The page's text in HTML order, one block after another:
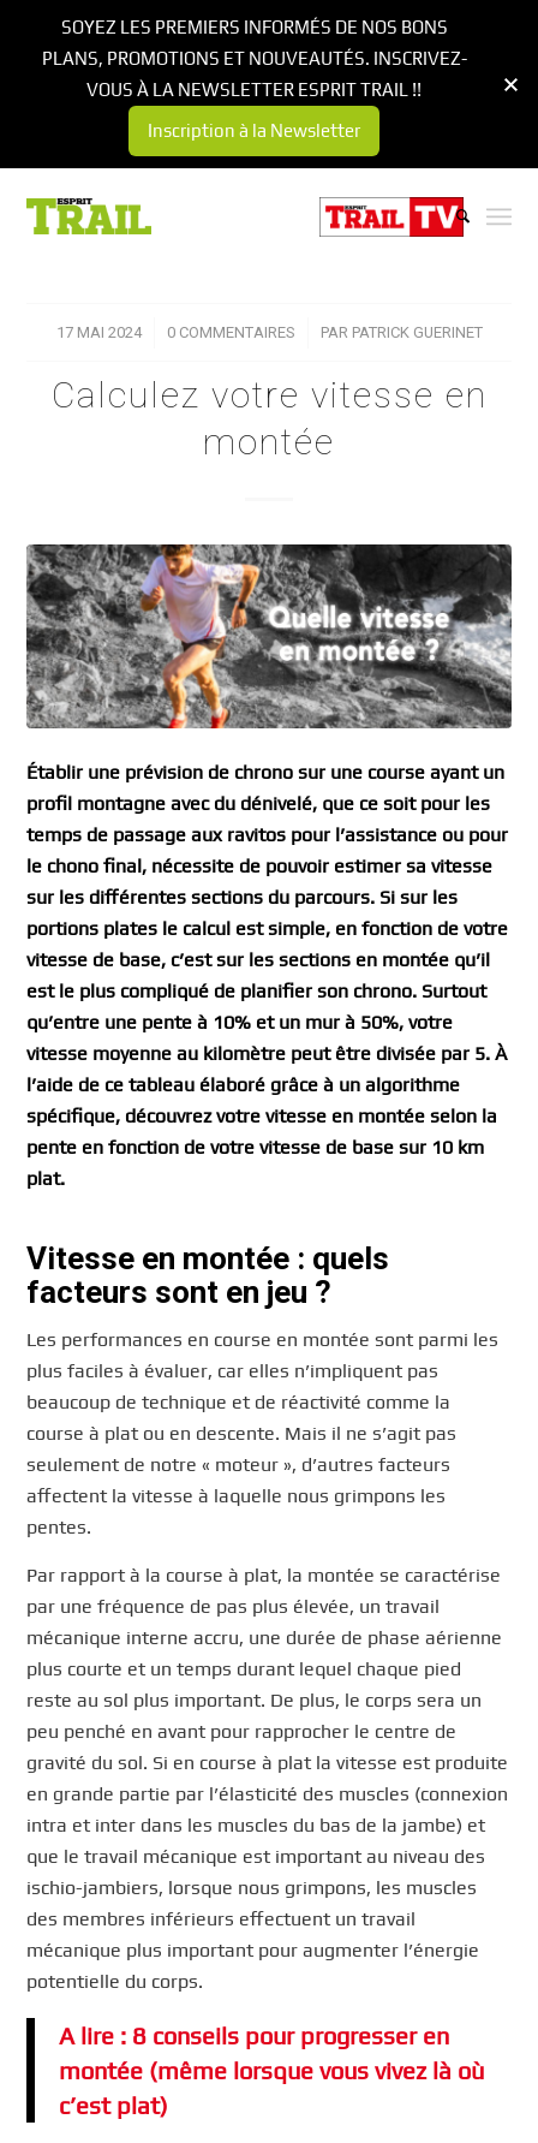
17 MAI 2024
/ 0 COMMENTAIRES
/ PAR PATRICK GUERINET
Calculez votre vitesse en
montée
Établir une prévision de chrono sur une course ayant un
profil montagne avec du dénivelé, que ce soit pour les
temps de passage aux ravitos pour l’assistance ou pour
le chono final, nécessite de pouvoir estimer sa vitesse
sur les différentes sections du parcours. Si sur les
portions plates le calcul est simple, en fonction de votre
vitesse de base, c’est sur les sections en montée qu’il
est le plus compliqué de planifier son chrono. Surtout
qu’entre une pente à 10% et un mur à 50%, votre
vitesse moyenne au kilomètre peut être divisée par 5. À
l’aide de ce tableau élaboré grâce à un algorithme
spécifique, découvrez votre vitesse en montée selon la
pente en fonction de votre vitesse de base sur 10 km
plat.
Vitesse en montée : quels
facteurs sont en jeu ?
Les performances en course en montée sont parmi les
plus faciles à évaluer, car elles n’impliquent pas
beaucoup de technique et de réactivité comme la
course à plat ou en descente. Mais il ne s’agit pas
seulement de notre « moteur », d’autres facteurs
affectent la vitesse à laquelle nous grimpons les
pentes.
Par rapport à la course à plat, la montée se caractérise
par une fréquence de pas plus élevée, un travail
mécanique interne accru, une durée de phase aérienne
plus courte et un temps durant lequel chaque pied
reste au sol plus important. De plus, le corps sera un
peu penché en avant pour rapprocher le centre de
gravité du sol. Si en course à plat la vitesse est produite
en grande partie par l’élasticité des muscles (connexion
intra et inter dans les muscles du bas de la jambe) et
que le travail mécanique est important au niveau des
ischio-jambiers, lorsque nous grimpons, les muscles
des membres inférieurs effectuent un travail
mécanique plus important pour augmenter l’énergie
potentielle du corps.
A lire : 8 conseils pour progresser en
montée (même lorsque vous vivez là où
c’est plat)
SOYEZ LES PREMIERS INFORMÉS DE NOS BONS
PLANS, PROMOTIONS ET NOUVEAUTÉS. INSCRIVEZ-
VOUS À LA NEWSLETTER ESPRIT TRAIL !!
Inscription à la Newsletter